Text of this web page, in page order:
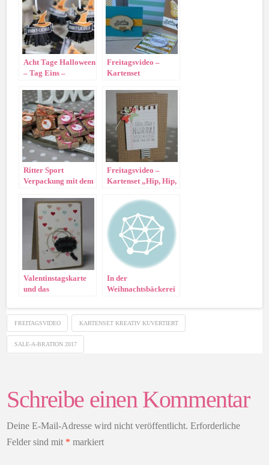
Acht Tage Halloween
– Tag Eins –
Freitagsvideo –
Kartenset
Ritter Sport
Verpackung mit dem
Hurra!
Freitagsvideo –
Kartenset „Hip, Hip,
Valentinstagskarte
und das
In der
Weihnachtsbäckerei
FREITAGSVIDEO KARTENSET KREATIV KUVERTIERT
SALE-A-BRATION 2017
Schreibe einen Kommentar
Deine E-Mail-Adresse wird nicht veröffentlicht. Erforderliche
Felder sind mit * markiert